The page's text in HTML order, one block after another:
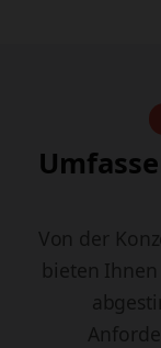
Von der
bieten